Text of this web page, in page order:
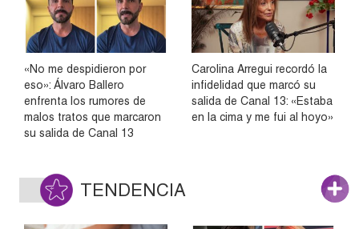
«No me despidieron por
eso»: Álvaro Ballero
enfrenta los rumores de
malos tratos que marcaron
su salida de Canal 13
Carolina Arregui recordó la
infidelidad que marcó su
salida de Canal 13: «Estaba
en la cima y me fui al hoyo»
TENDENCIA